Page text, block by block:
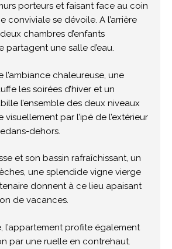
porteurs et faisant face au coin
conviviale se dévoile. A l’arrière
chambres d’enfants
partagent une salle d’eau.
l’ambiance chaleureuse, une
les soirées d’hiver et un
l’ensemble des deux niveaux
par l’ipé de l’extérieur
dehors.
et son bassin rafraîchissant, un
une splendide vigne vierge
donnent à ce lieu apaisant
de vacances.
l’appartement profite également
par une ruelle en contrehaut.